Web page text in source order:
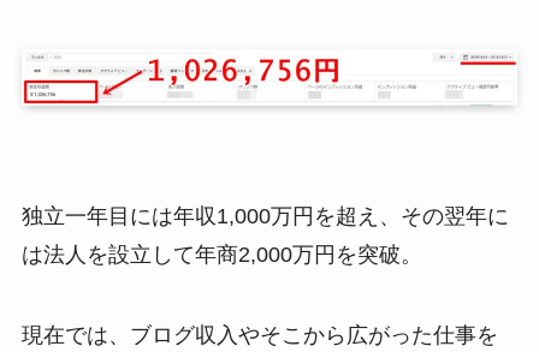
独立一年目には年収1,000万円を超え、その翌年に
は法人を設立して年商2,000万円を突破。
現在では、ブログ収入やそこから広がった仕事を